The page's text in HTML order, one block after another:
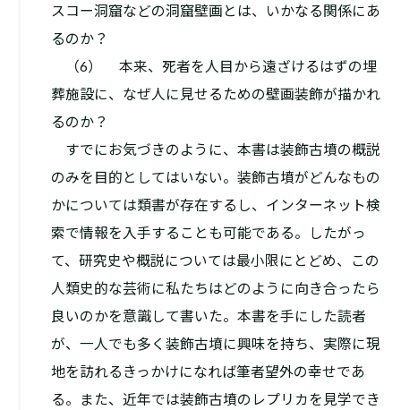
スコー洞窟などの洞窟壁画とは、いかなる関係にあ
るのか？
（6） 本来、死者を人目から遠ざけるはずの埋
葬施設に、なぜ人に見せるための壁画装飾が描かれ
るのか？
すでにお気づきのように、本書は装飾古墳の概説
のみを目的としてはいない。装飾古墳がどんなもの
かについては類書が存在するし、インターネット検
索で情報を入手することも可能である。したがっ
て、研究史や概説については最小限にとどめ、この
人類史的な芸術に私たちはどのように向き合ったら
良いのかを意識して書いた。本書を手にした読者
が、一人でも多く装飾古墳に興味を持ち、実際に現
地を訪れるきっかけになれば筆者望外の幸せであ
る。また、近年では装飾古墳のレプリカを見学でき